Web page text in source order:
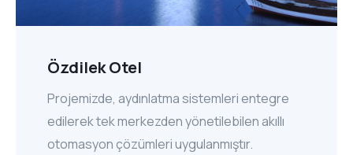
Özdilek Otel
Projemizde, aydınlatma sistemleri entegre
edilerek tek merkezden yönetilebilen akıllı
otomasyon çözümleri uygulanmıştır.